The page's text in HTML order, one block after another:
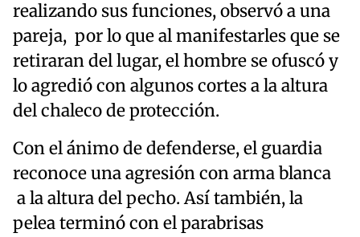
realizando sus funciones, observó a una
pareja, por lo que al manifestarles que se
retiraran del lugar, el hombre se ofuscó y
lo agredió con algunos cortes a la altura
del chaleco de protección.
Con el ánimo de defenderse, el guardia
reconoce una agresión con arma blanca
a la altura del pecho. Así también, la
pelea terminó con el parabrisas